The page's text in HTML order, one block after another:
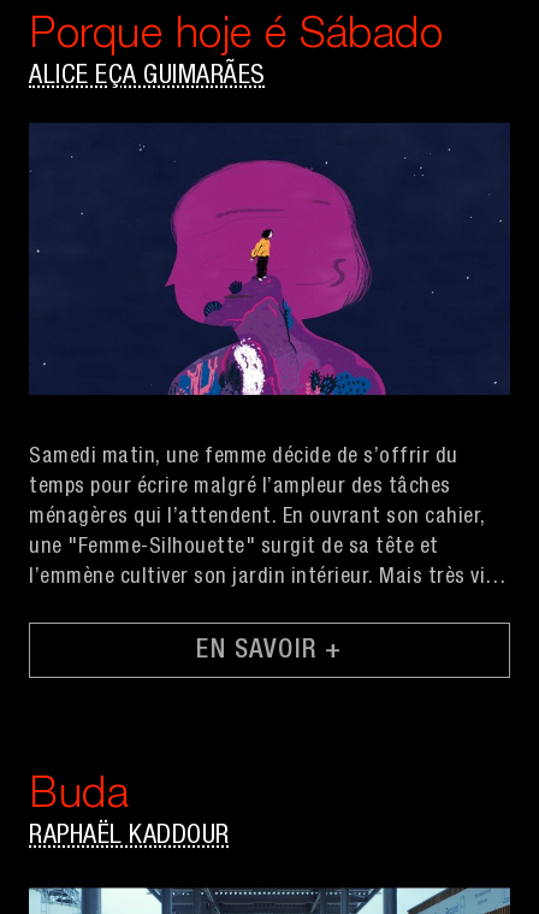
Porque hoje é Sábado
ALICE EÇA GUIMARÃES
Samedi matin, une femme décide de s’offrir du
temps pour écrire malgré l’ampleur des tâches
ménagères qui l’attendent. En ouvrant son cahier,
une "Femme-Silhouette" surgit de sa tête et
l’emmène cultiver son jardin intérieur. Mais très vite
EN SAVOIR +
Buda
RAPHAËL KADDOUR